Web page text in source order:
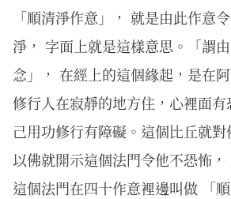
「順清淨作意」， 就是由此作意
淨， 字面上就是這樣意思。「謂
念」， 在經上的這個緣起，是在
修行人在寂靜的地方住，心裡面有
己用功修行有障礙。這個比丘就
以佛就開示這個法門令他不恐怖
這個法門在四十作意裡邊叫做 「